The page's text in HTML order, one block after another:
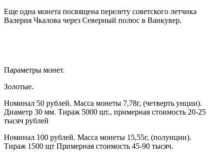
Еще одна монета посвящена перелету советского летчика
Валерия Чкалова через Северный полюс в Ванкувер.
Параметры монет.
Золотые.
Номинал 50 рублей. Масса монеты 7,78г, (четверть унции).
Диаметр 30 мм. Тираж 5000 шт., примерная стоимость 20-25
тысяч рублей
Номинал 100 рублей. Масса монеты 15,55г, (полунции).
Тираж 1500 щт Примерная стоимость 45-90 тысяч.